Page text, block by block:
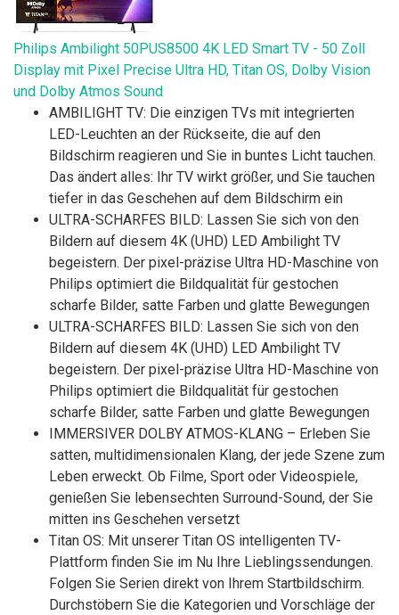
Philips Ambilight 50PUS8500 4K LED Smart TV - 50 Zoll
Display mit Pixel Precise Ultra HD, Titan OS, Dolby Vision
und Dolby Atmos Sound
AMBILIGHT TV: Die einzigen TVs mit integrierten
LED-Leuchten an der Rückseite, die auf den
Bildschirm reagieren und Sie in buntes Licht tauchen.
Das ändert alles: Ihr TV wirkt größer, und Sie tauchen
tiefer in das Geschehen auf dem Bildschirm ein
ULTRA-SCHARFES BILD: Lassen Sie sich von den
Bildern auf diesem 4K (UHD) LED Ambilight TV
begeistern. Der pixel-präzise Ultra HD-Maschine von
Philips optimiert die Bildqualität für gestochen
scharfe Bilder, satte Farben und glatte Bewegungen
ULTRA-SCHARFES BILD: Lassen Sie sich von den
Bildern auf diesem 4K (UHD) LED Ambilight TV
begeistern. Der pixel-präzise Ultra HD-Maschine von
Philips optimiert die Bildqualität für gestochen
scharfe Bilder, satte Farben und glatte Bewegungen
IMMERSIVER DOLBY ATMOS-KLANG – Erleben Sie
satten, multidimensionalen Klang, der jede Szene zum
Leben erweckt. Ob Filme, Sport oder Videospiele,
genießen Sie lebensechten Surround-Sound, der Sie
mitten ins Geschehen versetzt
Titan OS: Mit unserer Titan OS intelligenten TV-
Plattform finden Sie im Nu Ihre Lieblingssendungen.
Folgen Sie Serien direkt von Ihrem Startbildschirm.
Durchstöbern Sie die Kategorien und Vorschläge der